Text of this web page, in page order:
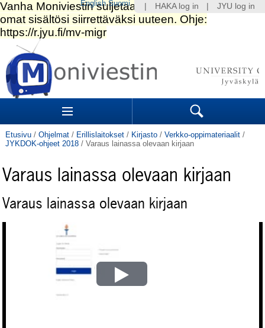
Siirry
sisältöön.
|
Siirry
navigointiin
Sections Search
Etusivu / Ohjelmat / Erillislaitokset / Kirjasto / Verkko-oppimateriaalit /
JYKDOK-ohjeet 2018 / Varaus lainassa olevaan kirjaan
Varaus lainassa olevaan kirjaan
Varaus lainassa olevaan kirjaan
Play
HAKA log in JYU log in
English Suomi